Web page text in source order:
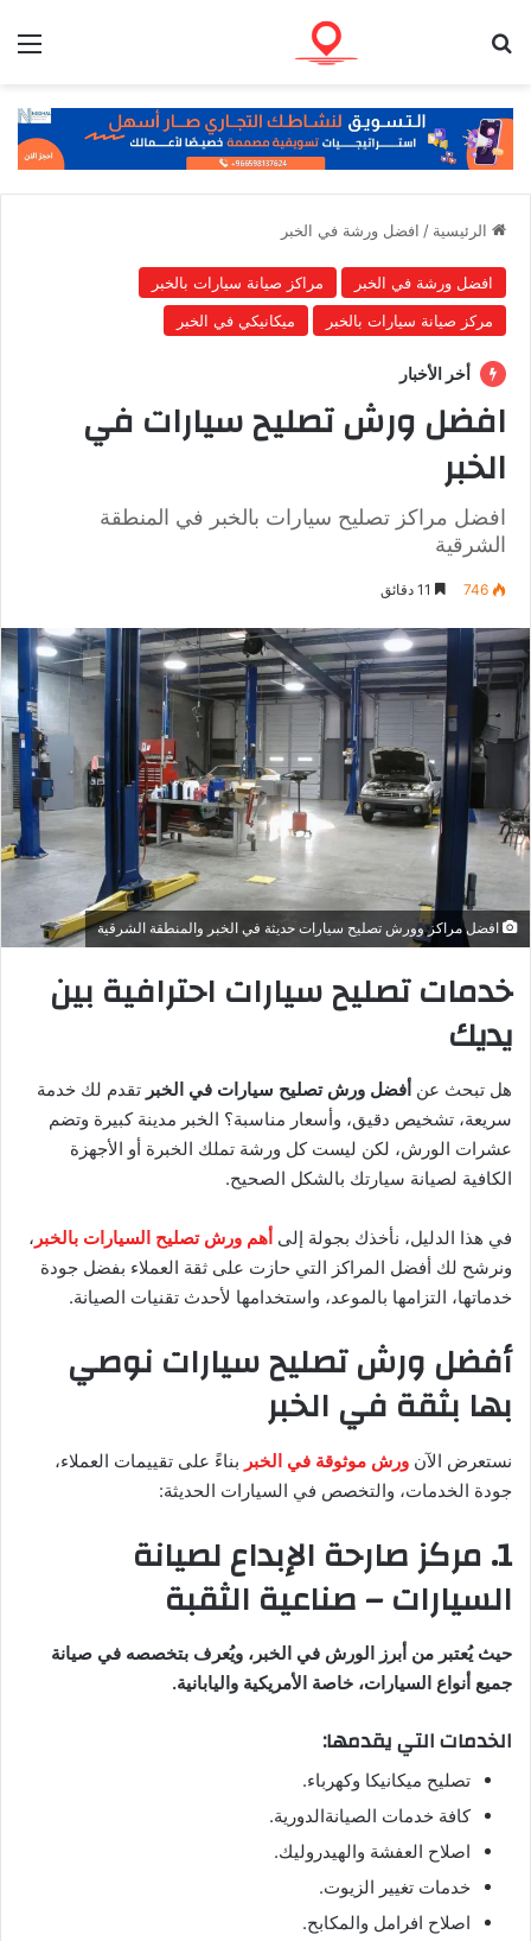
الرئيسية / افضل ورشة في الخبر
افضل ورشة في الخبر
مراكز صيانة سيارات بالخبر
مركز صيانة سيارات بالخبر
ميكانيكي في الخبر
أخر الأخبار
افضل ورش تصليح سيارات في
الخبر
افضل مراكز تصليح سيارات بالخبر في المنطقة
الشرقية
746
افضل مراكز وورش تصليح سيارات حديثة في الخبر والمنطقة الشرقية
خدمات تصليح سيارات احترافية بين
يديك
هل تبحث عن أفضل ورش تصليح سيارات في الخبر تقدم لك خدمة
سريعة، تشخيص دقيق، وأسعار مناسبة؟ الخبر مدينة كبيرة وتضم
عشرات الورش، لكن ليست كل ورشة تملك الخبرة أو الأجهزة
الكافية لصيانة سيارتك بالشكل الصحيح.
في هذا الدليل، نأخذك بجولة إلى أهم ورش تصليح السيارات بالخبر ،
ونرشح لك أفضل المراكز التي حازت على ثقة العملاء بفضل جودة
خدماتها، التزامها بالموعد، واستخدامها لأحدث تقنيات الصيانة.
أفضل ورش تصليح سيارات نوصي
بها بثقة في الخبر
نستعرض الآن ورش موثوقة في الخبر بناءً على تقييمات العملاء،
جودة الخدمات، والتخصص في السيارات الحديثة:
1. مركز صارحة الإبداع لصيانة
السيارات – صناعية الثقبة
حيث يُعتبر من أبرز الورش في الخبر، ويُعرف بتخصصه في صيانة
جميع أنواع السيارات، خاصة الأمريكية واليابانية.
الخدمات التي يقدمها:
تصليح ميكانيكا وكهرباء.
كافة خدمات الصيانةالدورية.
اصلاح العفشة والهيدروليك.
خدمات تغيير الزيوت.
اصلاح افرامل والمكابح.